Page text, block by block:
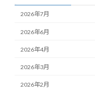
2026年7月
2026年6月
2026年4月
2026年3月
2026年2月